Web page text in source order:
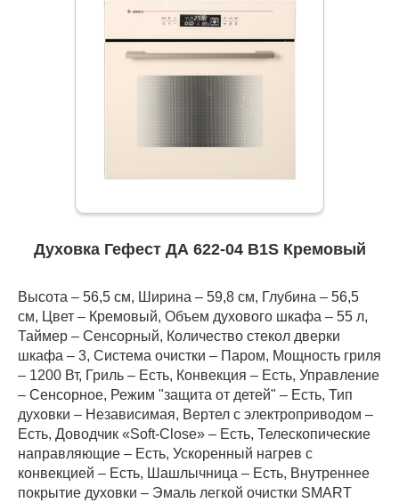
Духовка Гефест ДА 622-04 В1S Кремовый
Высота – 56,5 см, Ширина – 59,8 см, Глубина – 56,5
см, Цвет – Кремовый, Объем духового шкафа – 55 л,
Таймер – Сенсорный, Количество стекол дверки
шкафа – 3, Система очистки – Паром, Мощность гриля
– 1200 Вт, Гриль – Есть, Конвекция – Есть, Управление
– Сенсорное, Режим "защита от детей" – Есть, Тип
духовки – Независимая, Вертел с электроприводом –
Есть, Доводчик «Soft-Close» – Есть, Телескопические
направляющие – Есть, Ускоренный нагрев с
конвекцией – Есть, Шашлычница – Есть, Внутреннее
покрытие духовки – Эмаль легкой очистки SMART